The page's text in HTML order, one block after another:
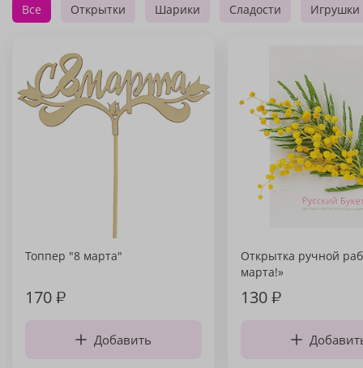
Все Открытки Шарики Сладости Игрушки
Топпер "8 марта"
170₽
Добавить
Открытка ручной
марта!»
130₽